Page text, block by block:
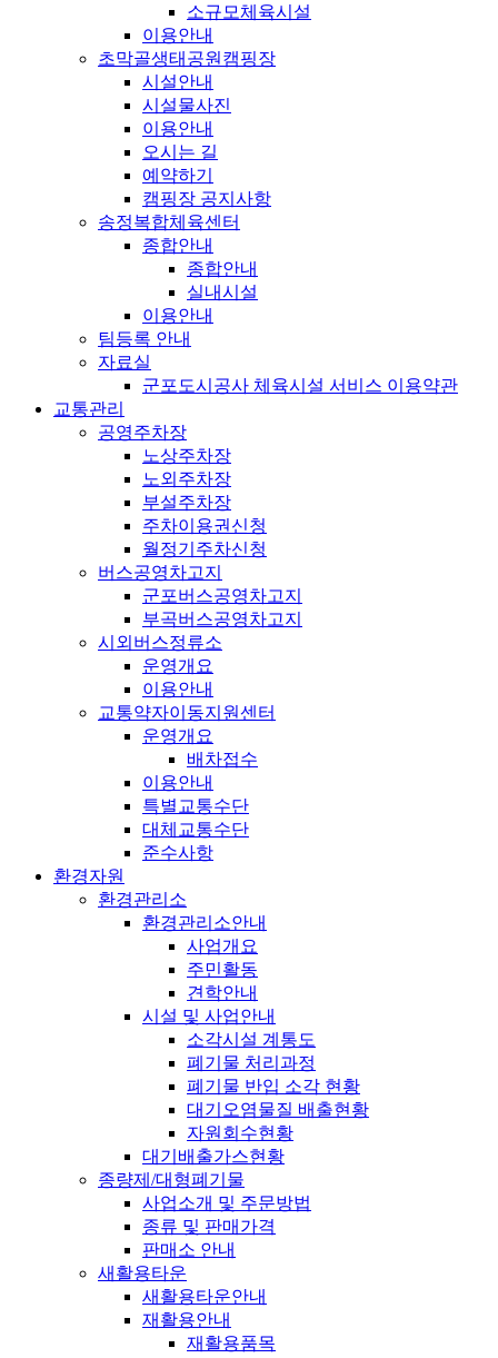
소규모체육시설
이용안내
초막골생태공원캠핑장
시설안내
시설물사진
이용안내
오시는 길
예약하기
캠핑장 공지사항
송정복합체육센터
종합안내
종합안내
실내시설
이용안내
팀등록 안내
자료실
군포도시공사 체육시설 서비스 이용약관
교통관리
공영주차장
노상주차장
노외주차장
부설주차장
주차이용권신청
월정기주차신청
버스공영차고지
군포버스공영차고지
부곡버스공영차고지
시외버스정류소
운영개요
이용안내
교통약자이동지원센터
운영개요
배차접수
이용안내
특별교통수단
대체교통수단
준수사항
환경자원
환경관리소
환경관리소안내
사업개요
주민활동
견학안내
시설 및 사업안내
소각시설 계통도
폐기물 처리과정
폐기물 반입 소각 현황
대기오염물질 배출현황
자원회수현황
대기배출가스현황
종량제/대형폐기물
사업소개 및 주문방법
종류 및 판매가격
판매소 안내
새활용타운
새활용타운안내
재활용안내
재활용품목